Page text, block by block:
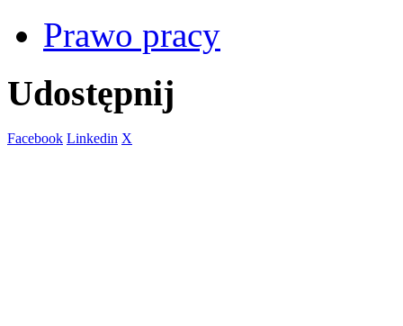
Prawo pracy
Udostępnij
Facebook Linkedin X